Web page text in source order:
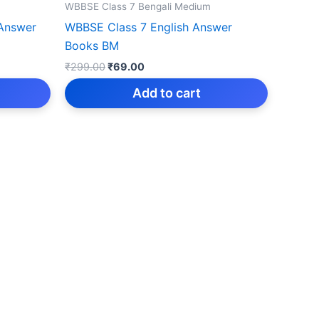
WBBSE Class 7 Bengali Medium
WBBSE Class 7 English Answer
Books BM
₹299.00Original
price
₹69.00Current
price
is:
Add to cart